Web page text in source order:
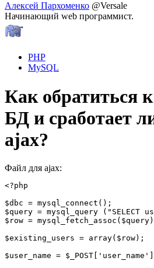
Алексей Пархоменко @Versale
Начинающий web программист.
PHP
MySQL
Как обратиться
БД и сработает
ajax?
Файл для ajax:
<?php
$dbc = mysql_connect();
$query = mysql_query ("SELECT
$row =
$existing_users = array($row);
$user_name =